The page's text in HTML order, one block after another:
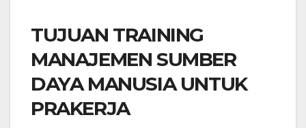
TUJUAN TRAINING
MANAJEMEN SUMBER
DAYA MANUSIA UNTUK
PRAKERJA